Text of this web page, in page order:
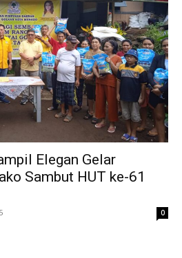
Elegan Gelar
Sambut HUT ke-61
0